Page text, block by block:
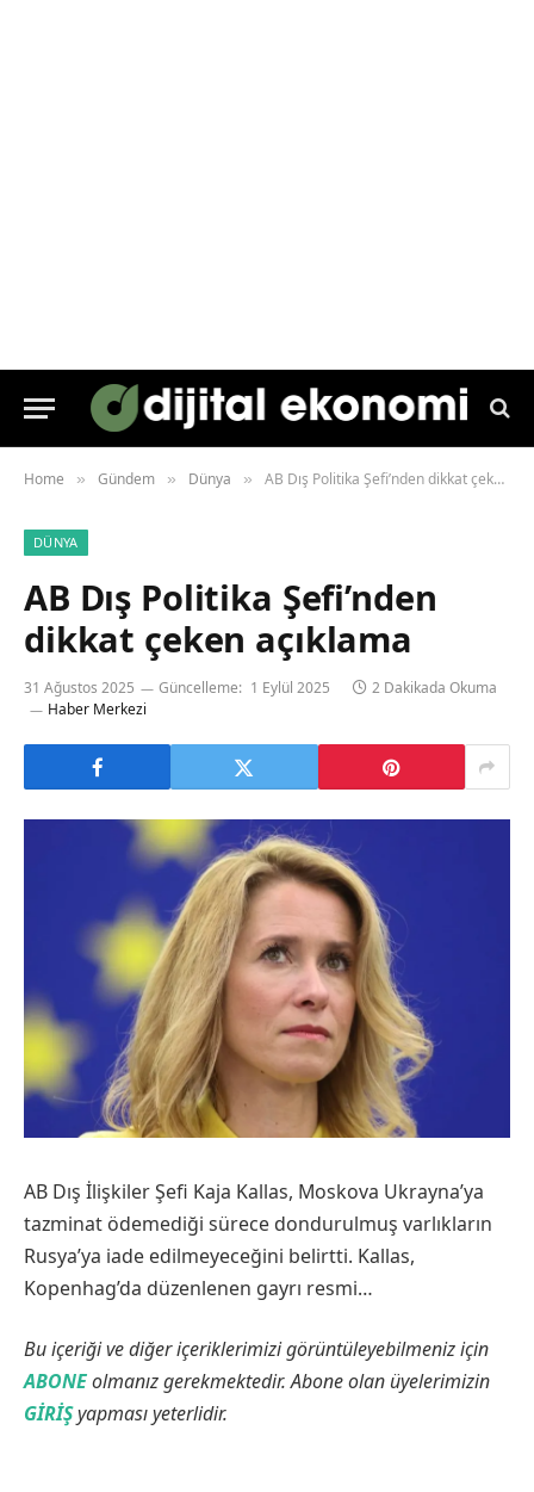
Home » Gündem » Dünya » AB Dış Politika Şefi’nden dikkat çeken açıklama
DÜNYA
AB Dış Politika Şefi’nden
dikkat çeken açıklama
31 Ağustos 2025 Güncelleme: 1 Eylül 2025
2 Dakikada Okuma
Haber Merkezi
AB Dış İlişkiler Şefi Kaja Kallas, Moskova Ukrayna’ya
tazminat ödemediği sürece dondurulmuş varlıkların
Rusya’ya iade edilmeyeceğini belirtti. Kallas,
Kopenhag’da düzenlenen gayrı resmi…
Bu içeriği ve diğer içeriklerimizi görüntüleyebilmeniz için
ABONEolmanız gerekmektedir. Abone olan üyelerimizin
GİRİŞyapması yeterlidir.